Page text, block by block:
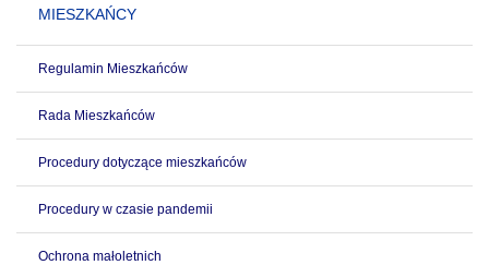
MIESZKAŃCY
Regulamin Mieszkańców
Rada Mieszkańców
Procedury dotyczące mieszkańców
Procedury w czasie pandemii
Ochrona małoletnich